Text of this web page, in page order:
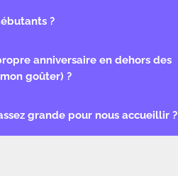
?
anniversaire en dehors des
goûter) ?
grande pour nous accueillir ?